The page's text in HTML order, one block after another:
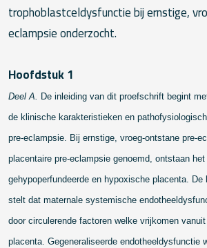
trophoblastceldysfunctie bij ernstige,
eclampsie onderzocht.
Hoofdstuk 1
Deel A. De inleiding van dit proefschrift begint
de klinische karakteristieken en
pre-eclampsie. Bij ernstige, vroeg-ontstane pre-
placentaire pre-eclampsie genoemd, ontstaan
gehypoperfundeerde en hypoxische placenta. De
stelt dat maternale systemische
door circulerende factoren welke vrijkomen
placenta. Gegeneraliseerde endotheeldysfunctie